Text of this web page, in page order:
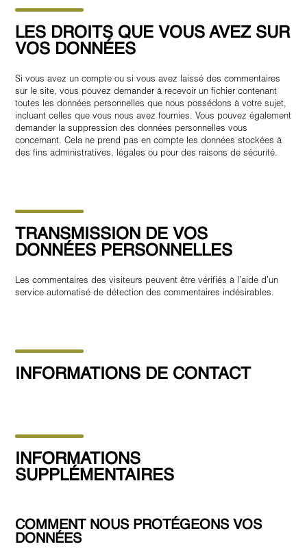
LES DROITS QUE VOUS AVEZ SUR
VOS DONNÉES
Si vous avez un compte ou si vous avez laissé des commentaires
sur le site, vous pouvez demander à recevoir un fichier contenant
toutes les données personnelles que nous possédons à votre sujet,
incluant celles que vous nous avez fournies. Vous pouvez également
demander la suppression des données personnelles vous
concernant. Cela ne prend pas en compte les données stockées à
des fins administratives, légales ou pour des raisons de sécurité.
TRANSMISSION DE VOS
DONNÉES PERSONNELLES
Les commentaires des visiteurs peuvent être vérifiés à l’aide d’un
service automatisé de détection des commentaires indésirables.
INFORMATIONS DE CONTACT
INFORMATIONS
SUPPLÉMENTAIRES
COMMENT NOUS PROTÉGEONS VOS
DONNÉES